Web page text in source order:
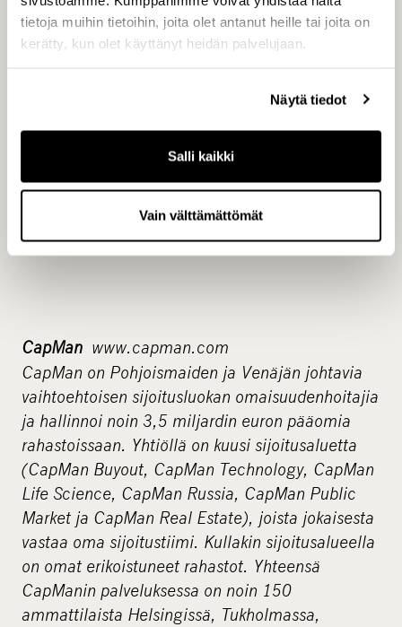
tietoja muihin tietoihin, joita olet antanut heille tai joita on
kerätty, kun olet käyttänyt heidän palvelujaan.
Näytä tiedot
Salli kaikki
Vain välttämättömät
Jukka Ruuska, senior partner, CapMan Public
Market -tiimin vetäjä, p. 050 1732
CapMan www.capman.com
CapMan on Pohjoismaiden ja Venäjän johtavia
vaihtoehtoisen sijoitusluokan omaisuudenhoitajia
ja hallinnoi noin 3,5 miljardin euron pääomia
rahastoissaan. Yhtiöllä on kuusi sijoitusaluetta
(CapMan Buyout, CapMan Technology, CapMan
Life Science, CapMan Russia, CapMan Public
Market ja CapMan Real Estate), joista jokaisesta
vastaa oma sijoitustiimi. Kullakin sijoitusalueella
on omat erikoistuneet rahastot. Yhteensä
CapManin palveluksessa on noin 150
ammattilaista Helsingissä, Tukholmassa,